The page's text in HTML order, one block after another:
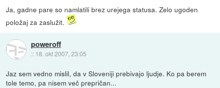
Ja, gadne pare so namlatili brez urejega statusa. Zelo ugoden
položaj za zaslužit.
poweroff
:: 18. okt 2007, 23:05
Jaz sem vedno mislil, da v Sloveniji prebivajo ljudje. Ko pa berem
tole temo, pa nisem več prepričan...